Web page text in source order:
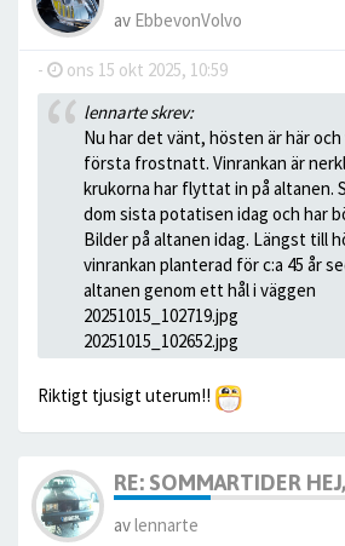
av EbbevonVolvo
- ons 15 okt 2025, 10:59
lennarte skrev:
Nu har det vänt, hösten är här och
första frostnatt. Vinrankan är
krukorna har flyttat in på altanen.
dom sista potatisen idag och har
Bilder på altanen idag. Längst till
vinrankan planterad för c:a 45 år
altanen genom ett hål i väggen
20251015_102719.jpg
20251015_102652.jpg
Riktigt tjusigt uterum!!
RE: SOMMARTIDER
avlennarte